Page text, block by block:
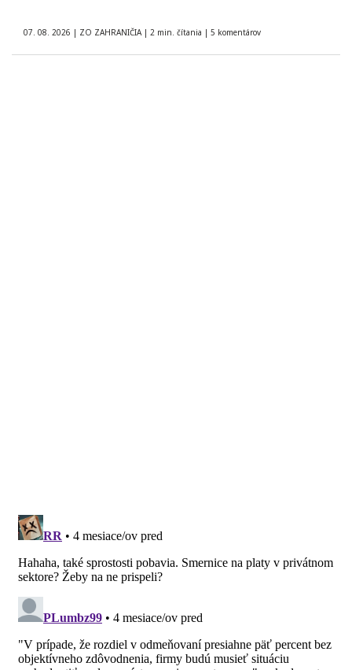
07. 08. 2026 | ZO ZAHRANIČIA | 2 min. čítania | 5 komentárov